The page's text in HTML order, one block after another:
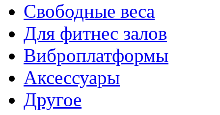
Свободные веса
Для фитнес залов
Виброплатформы
Аксессуары
Другое